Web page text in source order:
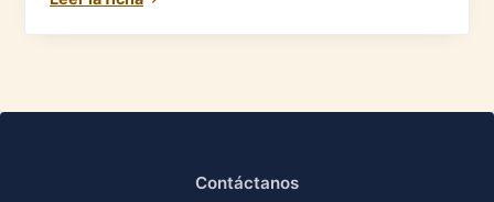
Contáctanos